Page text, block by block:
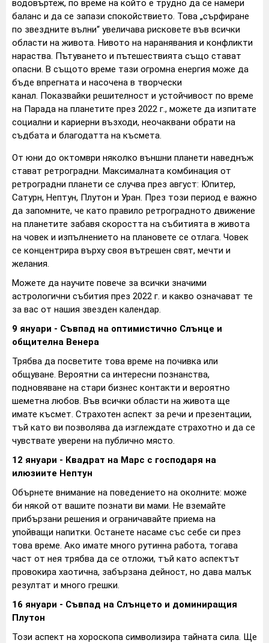
водовъртеж, по време на който е трудно да се намери
баланс и да се запази спокойствието. Това „сърфиране
по звездните вълни“ увеличава рисковете във всички
области на живота. Нивото на наранявания и конфликти
нараства. Пътуването и пътешествията също стават
опасни. В същото време тази огромна енергия може да
бъде впрегната и насочена в творчески
канал. Показвайки решителност и устойчивост по време
на Парада на планетите през 2022 г., можете да изпитате
социални и кариерни възходи, неочаквани обрати на
съдбата и благодатта на късмета.
От юни до октомври няколко външни планети наведнъж
стават ретроградни. Максималната комбинация от
ретроградни планети се случва през август: Юпитер,
Сатурн, Нептун, Плутон и Уран. През този период е важно
да запомните, че като правило ретроградното движение
на планетите забавя скоростта на събитията в живота
на човек и изпълнението на плановете се отлага. Човек
се концентрира върху своя вътрешен свят, мечти и
желания.
Можете да научите повече за всички значими
астрологични събития през 2022 г. и какво означават те
за вас от нашия звезден календар.
9 януари - Съвпад на оптимистично Слънце и
общителна Венера
Трябва да посветите това време на почивка или
общуване. Вероятни са интересни познанства,
подновяване на стари бизнес контакти и вероятно
шеметна любов. Във всички области на живота ще
имате късмет. Страхотен аспект за речи и презентации,
тъй като ви позволява да изглеждате страхотно и да се
чувствате уверени на публично място.
12 януари - Квадрат на Марс с господаря на
илюзиите Нептун
Обърнете внимание на поведението на околните: може
би някой от вашите познати ви мами. Не вземайте
прибързани решения и ограничавайте приема на
упойващи напитки. Останете насаме със себе си през
това време. Ако имате много рутинна работа, тогава
част от нея трябва да се отложи, тъй като аспектът
провокира хаотична, забързана дейност, но дава малък
резултат и много грешки.
16 януари - Съвпад на Слънцето и доминиращия
Плутон
Този аспект на хороскопа символизира тайната сила. Ще